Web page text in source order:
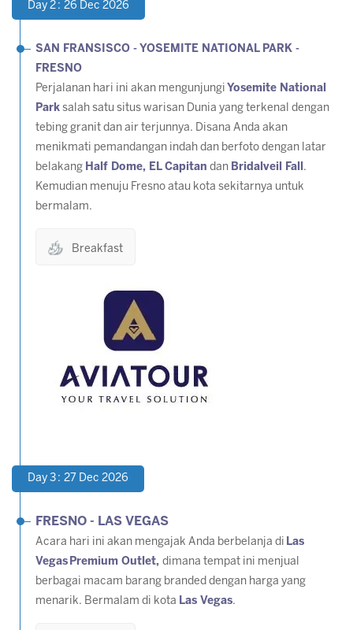
Day 2 : 26 Dec 2026
SAN FRANSISCO - YOSEMITE NATIONAL PARK -
FRESNO
Perjalanan hari ini akan mengunjungi Yosemite National
Park salah satu situs warisan Dunia yang terkenal dengan
tebing granit dan air terjunnya. Disana Anda akan
menikmati pemandangan indah dan berfoto dengan latar
belakang Half Dome, EL Capitan dan Bridalveil Fall .
Kemudian menuju Fresno atau kota sekitarnya untuk
bermalam.
Breakfast
Day 3 : 27 Dec 2026
FRESNO - LAS VEGAS
Acara hari ini akan mengajak Anda berbelanja di Las
Vegas Premium Outlet, dimana tempat ini menjual
berbagai macam barang branded dengan harga yang
menarik. Bermalam di kota Las Vegas.